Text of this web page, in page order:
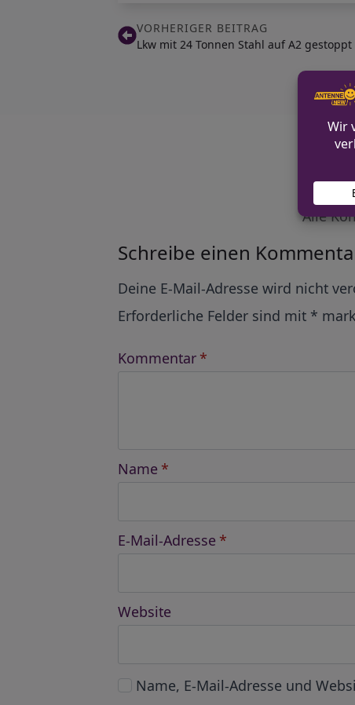
VORHERIGER BEITRAG
Lkw mit 24 Tonnen Stahl auf A2 gestoppt
Alle
Schreibe einen
Deine E-Mail-Adresse wird nicht
Erforderliche Felder sind mit *
Kommentar *
Name *
E-Mail-Adresse *
Website
Name, E-Mail-Adresse und